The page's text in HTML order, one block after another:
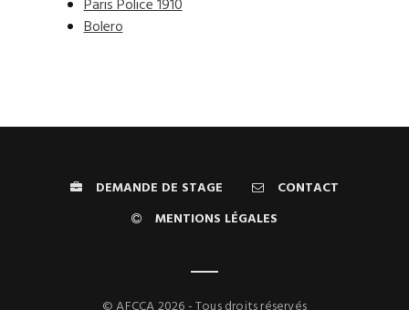
Paris Police 1910
Bolero
DEMANDE DE STAGE
CONTACT
MENTIONS LÉGALES